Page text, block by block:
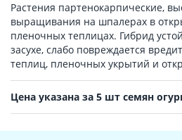
Растения партенокарпические,
выращивания на шпалерах в
пленочных теплицах. Гибрид
засухе, слабо повреждается
теплиц, пленочных укрытий и
Цена указана за 5 шт семян